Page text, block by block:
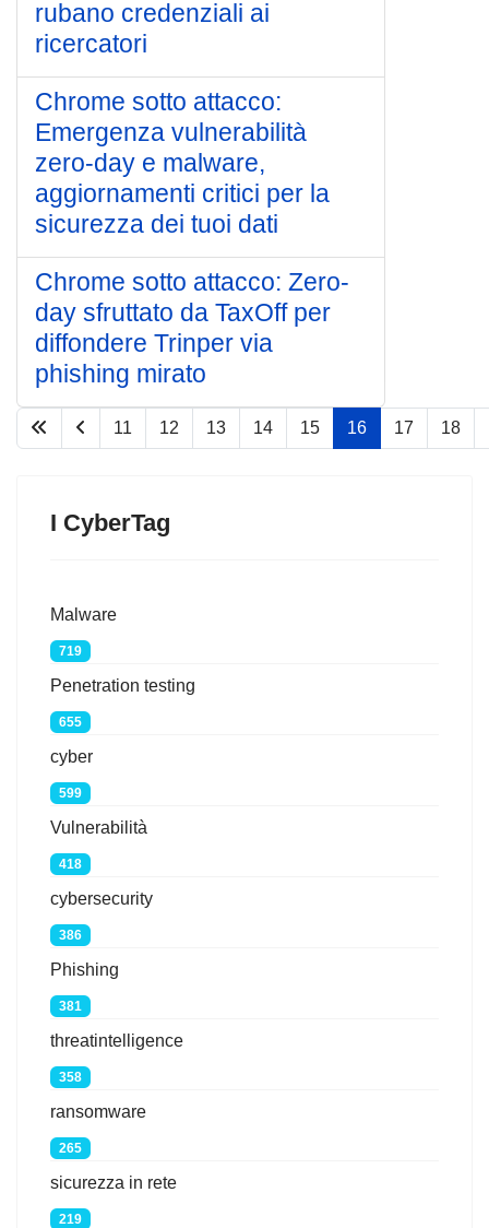
rubano credenziali ai
ricercatori
Chrome sotto attacco:
Emergenza vulnerabilità
zero-day e malware,
aggiornamenti critici per la
sicurezza dei tuoi dati
Chrome sotto attacco: Zero-
day sfruttato da TaxOff per
diffondere Trinper via
phishing mirato
Pagina 16 di 75
11 12 13 14 15 16 17 18
I CyberTag
Malware
719
Penetration testing
655
cyber
599
Vulnerabilità
418
cybersecurity
386
Phishing
381
threatintelligence
358
ransomware
265
sicurezza in rete
219